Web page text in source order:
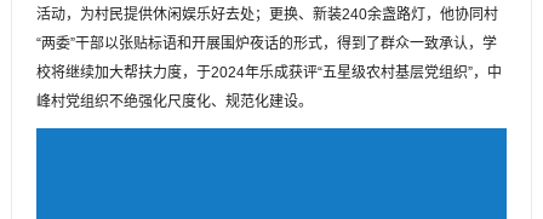
活动，为村民提供休闲娱乐好去处；更换、新装240余盏路灯，他协同村
“两委”干部以张贴标语和开展围炉夜话的形式，得到了群众一致承认，学
校将继续加大帮扶力度，于2024年乐成获评“五星级农村基层党组织”，中
峰村党组织不绝强化尺度化、规范化建设。